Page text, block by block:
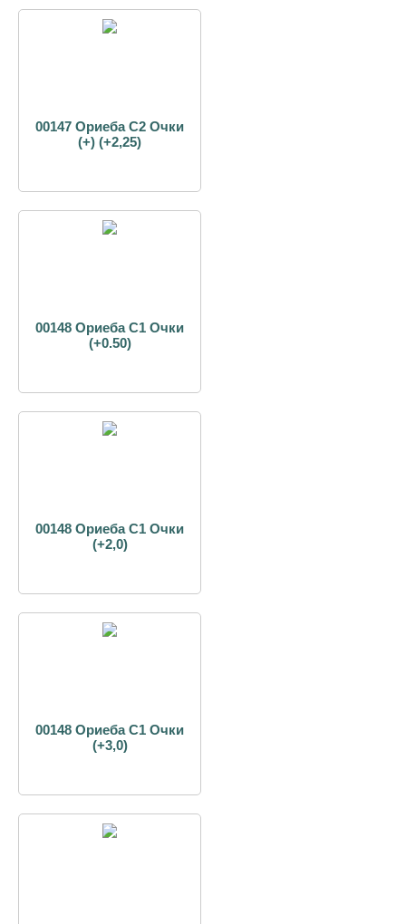
00147 Ориеба С2 Очки
(+) (+2,25)
00148 Ориеба С1 Очки
(+0.50)
00148 Ориеба С1 Очки
(+2,0)
00148 Ориеба С1 Очки
(+3,0)